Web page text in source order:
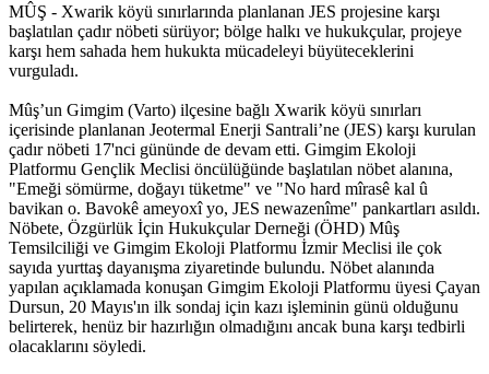
MÛŞ - Xwarik köyü sınırlarında planlanan JES projesine karşı
başlatılan çadır nöbeti sürüyor; bölge halkı ve hukukçular, projeye
karşı hem sahada hem hukukta mücadeleyi büyüteceklerini
vurguladı.
Mûş’un Gimgim (Varto) ilçesine bağlı Xwarik köyü sınırları
içerisinde planlanan Jeotermal Enerji Santrali’ne (JES) karşı kurulan
çadır nöbeti 17'nci gününde de devam etti. Gimgim Ekoloji
Platformu Gençlik Meclisi öncülüğünde başlatılan nöbet alanına,
"Emeği sömürme, doğayı tüketme" ve "No hard mîrasê kal û
bavikan o. Bavokê ameyoxî yo, JES newazenîme" pankartları asıldı.
Nöbete, Özgürlük İçin Hukukçular Derneği (ÖHD) Mûş
Temsilciliği ve Gimgim Ekoloji Platformu İzmir Meclisi ile çok
sayıda yurttaş dayanışma ziyaretinde bulundu. Nöbet alanında
yapılan açıklamada konuşan Gimgim Ekoloji Platformu üyesi Çayan
Dursun, 20 Mayıs'ın ilk sondaj için kazı işleminin günü olduğunu
belirterek, henüz bir hazırlığın olmadığını ancak buna karşı tedbirli
olacaklarını söyledi.